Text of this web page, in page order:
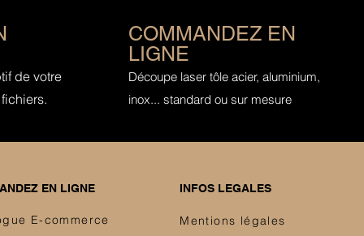
de votre
COMMANDEZ EN
LIGNE
Découpe laser tôle acier, aluminium,
inox... standard ou sur mesure
EN LIGNE
E-commerce
INFOS LEGALES
Mentions légales